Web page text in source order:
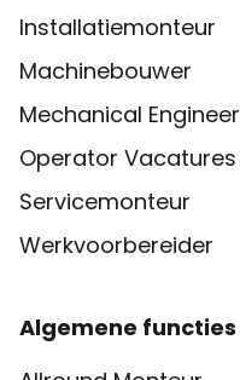
Installatiemonteur
Machinebouwer
Mechanical Engineer
Operator Vacatures
Servicemonteur
Werkvoorbereider
Algemene functies